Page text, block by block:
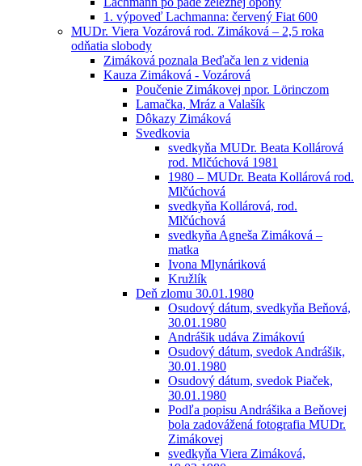
1. výpoveď Lachmanna: červený Fiat 600
MUDr. Viera Vozárová rod. Zimáková – 2,5 roka
odňatia slobody
Zimáková poznala Beďača len z videnia
Kauza Zimáková - Vozárová
Poučenie Zimákovej npor. Lörinczom
Lamačka, Mráz a Valašík
Dôkazy Zimáková
Svedkovia
svedkyňa MUDr. Beata Kollárová
rod. Mlčúchová 1981
1980 – MUDr. Beata Kollárová rod.
Mlčúchová
svedkyňa Kollárová, rod.
Mlčúchová
svedkyňa Agneša Zimáková –
matka
Ivona Mlynáriková
Kružlík
Deň zlomu 30.01.1980
Osudový dátum, svedkyňa Beňová,
30.01.1980
Andrášik udáva Zimákovú
Osudový dátum, svedok Andrášik,
30.01.1980
Osudový dátum, svedok Piaček,
30.01.1980
Podľa popisu Andrášika a Beňovej
bola zadovážená fotografia MUDr.
Zimákovej
svedkyňa Viera Zimáková,